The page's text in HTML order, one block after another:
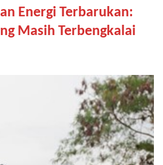
Energi Terbarukan:
Masih Terbengkalai